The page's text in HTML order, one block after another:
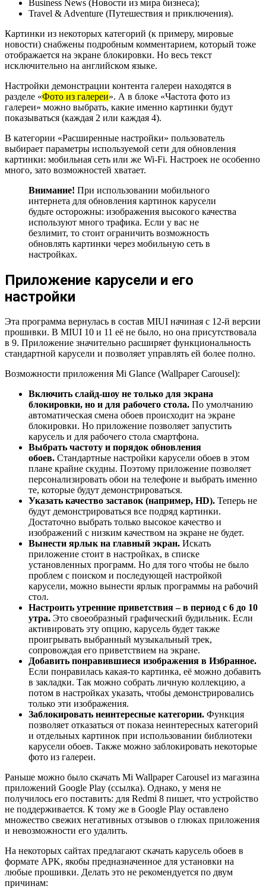
Business News (Новости из мира бизнеса);
Travel & Adventure (Путешествия и приключения).
Картинки из некоторых категорий (к примеру, мировые
новости) снабжены подробным комментарием, который тоже
отображается на экране блокировки. Но весь текст
исключительно на английском языке.
Настройки демонстрации контента галереи находятся в
разделе «Фото из галереи». А в блоке «Частота фото из
галереи» можно выбрать, какие именно картинки будут
показываться (каждая 2 или каждая 4).
В категории «Расширенные настройки» пользователь
выбирает параметры используемой сети для обновления
картинки: мобильная сеть или же Wi-Fi. Настроек не особенно
много, зато возможностей хватает.
Внимание! При использовании мобильного
интернета для обновления картинок карусели
будьте осторожны: изображения высокого качества
используют много трафика. Если у вас не
безлимит, то стоит ограничить возможность
обновлять картинки через мобильную сеть в
настройках.
Приложение карусели и его
настройки
Эта программа вернулась в состав MIUI начиная с 12-й версии
прошивки. В MIUI 10 и 11 её не было, но она присутствовала
в 9. Приложение значительно расширяет функциональность
стандартной карусели и позволяет управлять ей более полно.
Возможности приложения Mi Glance (Wallpaper Carousel):
Включить слайд-шоу не только для экрана
блокировки, но и для рабочего стола. По умолчанию
автоматическая смена обоев происходит на экране
блокировки. Но приложение позволяет запустить
карусель и для рабочего стола смартфона.
Выбрать частоту и порядок обновления
обоев. Стандартные настройки карусели обоев в этом
плане крайне скудны. Поэтому приложение позволяет
персонализировать обои на телефоне и выбрать именно
те, которые будут демонстрироваться.
Указать качество заставок (например, HD). Теперь не
будут демонстрироваться все подряд картинки.
Достаточно выбрать только высокое качество и
изображений с низким качеством на экране не будет.
Вынести ярлык на главный экран. Искать
приложение стоит в настройках, в списке
установленных программ. Но для того чтобы не было
проблем с поиском и последующей настройкой
карусели, можно вынести ярлык программы на рабочий
стол.
Настроить утренние приветствия – в период с 6 до 10
утра. Это своеобразный графический будильник. Если
активировать эту опцию, карусель будет также
проигрывать выбранный музыкальный трек,
сопровождая его приветствием на экране.
Добавить понравившиеся изображения в Избранное.
Если понравилась какая-то картинка, её можно добавить
в закладки. Так можно собрать личную коллекцию, а
потом в настройках указать, чтобы демонстрировались
только эти изображения.
Заблокировать неинтересные категории. Функция
позволяет отказаться от показа неинтересных категорий
и отдельных картинок при использовании библиотеки
карусели обоев. Также можно заблокировать некоторые
фото из галереи.
Раньше можно было скачать Mi Wallpaper Carousel из магазина
приложений Google Play (ссылка). Однако, у меня не
получилось его поставить: для Redmi 8 пишет, что устройство
не поддерживается. К тому же в Google Play оставлено
множество свежих негативных отзывов о глюках приложения
и невозможности его удалить.
На некоторых сайтах предлагают скачать карусель обоев в
формате APK, якобы предназначенное для установки на
любые прошивки. Делать это не рекомендуется по двум
причинам: